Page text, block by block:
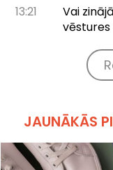
13:21
Vai
vēstures
JAUNĀKĀS